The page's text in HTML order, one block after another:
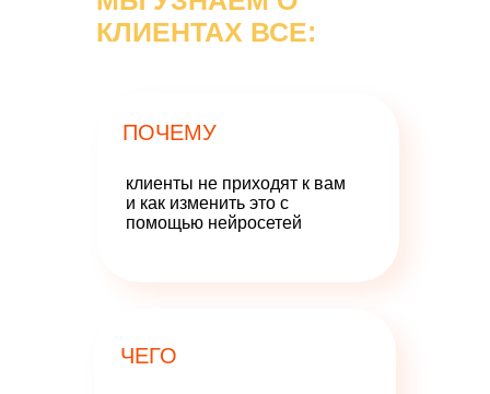
КЛИЕНТАХ ВСЕ:
клиенты не приходят к вам
и как изменить это с
помощью нейросетей
ПОЧЕМУ
ЧЕГО